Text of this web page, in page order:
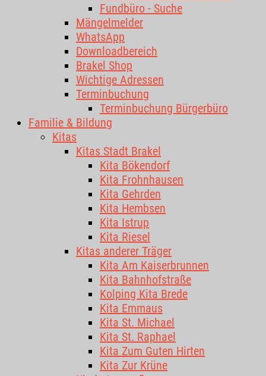
Fundbüro - Suche
Mängelmelder
WhatsApp
Downloadbereich
Brakel Shop
Wichtige Adressen
Terminbuchung
Terminbuchung Bürgerbüro
Familie & Bildung
Kitas
Kitas Stadt Brakel
Kita Bökendorf
Kita Frohnhausen
Kita Gehrden
Kita Hembsen
Kita Istrup
Kita Riesel
Kitas anderer Träger
Kita Am Kaiserbrunnen
Kita Bahnhofstraße
Kolping Kita Brede
Kita Emmaus
Kita St. Michael
Kita St. Raphael
Kita Zum Guten Hirten
Kita Zur Krüne